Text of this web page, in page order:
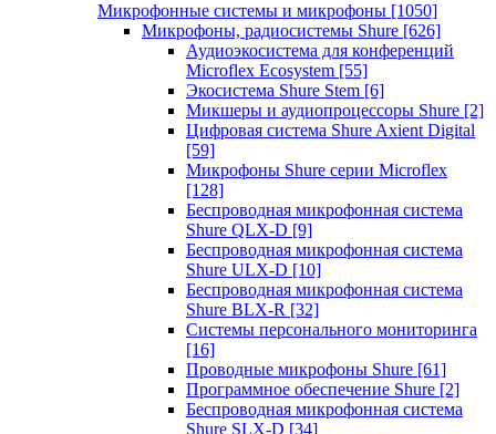
Микрофонные системы и микрофоны [1050]
Микрофоны, радиосистемы Shure [626]
Аудиоэкосистема для конференций
Microflex Ecosystem [55]
Экосистема Shure Stem [6]
Микшеры и аудиопроцессоры Shure [2]
Цифровая система Shure Axient Digital
[59]
Микрофоны Shure серии Microflex
[128]
Беспроводная микрофонная система
Shure QLX-D [9]
Беспроводная микрофонная система
Shure ULX-D [10]
Беспроводная микрофонная система
Shure BLX-R [32]
Системы персонального мониторинга
[16]
Проводные микрофоны Shure [61]
Программное обеспечение Shure [2]
Беспроводная микрофонная система
Shure SLX-D [34]